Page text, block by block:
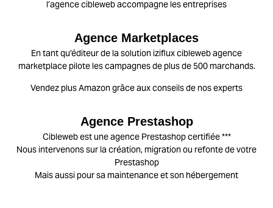
l’agence cibleweb accompagne les entreprises
Agence Marketplaces
En tant qu’éditeur de la solution iziflux cibleweb agence
marketplace pilote les campagnes de plus de 500 marchands.
Vendez plus Amazongrâce aux conseils de nos experts
Agence Prestashop
Cibleweb est une agence Prestashop certifiée ***
Nous intervenons sur la création, migration ou refonte de votre
Prestashop
Mais aussi pour sa maintenance et son hébergement